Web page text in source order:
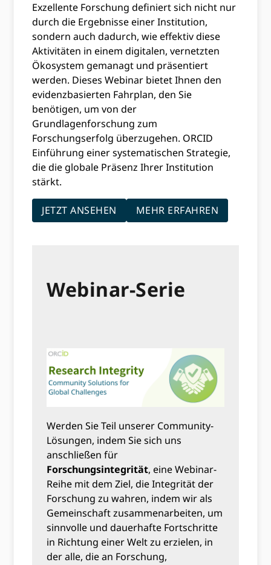
Exzellente Forschung definiert sich nicht nur
durch die Ergebnisse einer Institution,
sondern auch dadurch, wie effektiv diese
Aktivitäten in einem digitalen, vernetzten
Ökosystem gemanagt und präsentiert
werden. Dieses Webinar bietet Ihnen den
evidenzbasierten Fahrplan, den Sie
benötigen, um von der
Grundlagenforschung zum
Forschungserfolg überzugehen. ORCID
Einführung einer systematischen Strategie,
die die globale Präsenz Ihrer Institution
stärkt.
JETZT ANSEHEN MEHR ERFAHREN
Webinar-Serie
Werden Sie Teil unserer Community-
Lösungen, indem Sie sich uns
anschließen für
Forschungsintegrität, eine Webinar-
Reihe mit dem Ziel, die Integrität der
Forschung zu wahren, indem wir als
Gemeinschaft zusammenarbeiten, um
sinnvolle und dauerhafte Fortschritte
in Richtung einer Welt zu erzielen, in
der alle, die an Forschung,